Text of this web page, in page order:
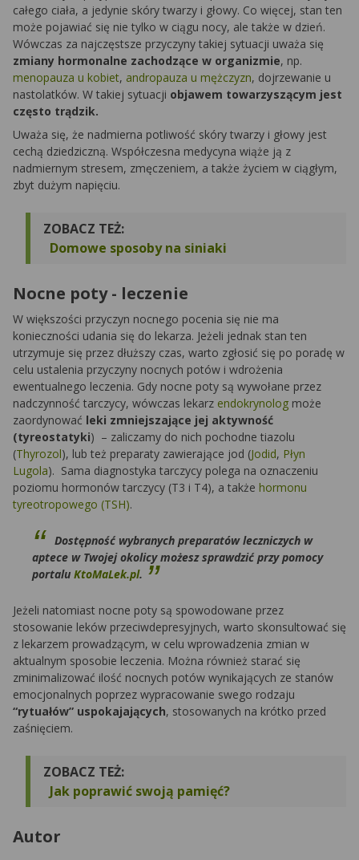
całego ciała, a jedynie skóry twarzy i głowy. Co więcej, stan ten
może pojawiać się nie tylko w ciągu nocy, ale także w dzień.
Wówczas za najczęstsze przyczyny takiej sytuacji uważa się
zmiany hormonalne zachodzące w organizmie, np.
menopauza u kobiet, andropauza u mężczyzn, dojrzewanie u
nastolatków. W takiej sytuacji objawem towarzyszącym jest
często trądzik.
Uważa się, że nadmierna potliwość skóry twarzy i głowy jest
cechą dziedziczną. Współczesna medycyna wiąże ją z
nadmiernym stresem, zmęczeniem, a także życiem w ciągłym,
zbyt dużym napięciu.
ZOBACZ TEŻ:
Domowe sposoby na siniaki
Nocne poty - leczenie
W większości przyczyn nocnego pocenia się nie ma
konieczności udania się do lekarza. Jeżeli jednak stan ten
utrzymuje się przez dłuższy czas, warto zgłosić się po poradę w
celu ustalenia przyczyny nocnych potów i wdrożenia
ewentualnego leczenia. Gdy nocne poty są wywołane przez
nadczynność tarczycy, wówczas lekarz endokrynolog może
zaordynować leki zmniejszające jej aktywność
(tyreostatyki) – zaliczamy do nich pochodne tiazolu
(Thyrozol), lub też preparaty zawierające jod (Jodid, Płyn
Lugola). Sama diagnostyka tarczycy polega na oznaczeniu
poziomu hormonów tarczycy (T3 i T4), a także hormonu
tyreotropowego (TSH).
Dostępność wybranych preparatów leczniczych w
aptece w Twojej okolicy możesz sprawdzić przy pomocy
portalu KtoMaLek.pl.
Jeżeli natomiast nocne poty są spowodowane przez
stosowanie leków przeciwdepresyjnych, warto skonsultować się
z lekarzem prowadzącym, w celu wprowadzenia zmian w
aktualnym sposobie leczenia. Można również starać się
zminimalizować ilość nocnych potów wynikających ze stanów
emocjonalnych poprzez wypracowanie swego rodzaju
“rytuałów” uspokajających, stosowanych na krótko przed
zaśnięciem.
ZOBACZ TEŻ:
Jak poprawić swoją pamięć?
Autor